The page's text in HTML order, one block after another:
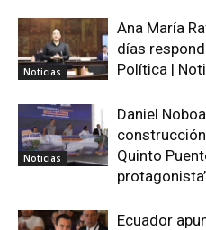
Noticias
Ana María
días
Política |
Noticias
Daniel
Quinto
Ecuador